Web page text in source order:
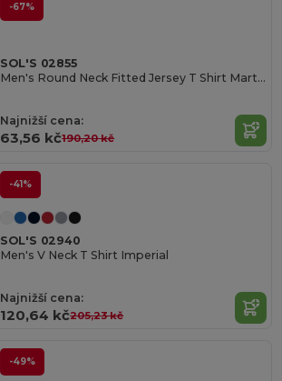
-67%
SOL'S 02855
Men's Round Neck Fitted Jersey T Shirt Martin
Najnižší cena:
63,56 kč190,20 kč
-41%
SOL'S 02940
Men's V Neck T Shirt Imperial
Najnižší cena:
120,64 kč205,23 kč
-49%